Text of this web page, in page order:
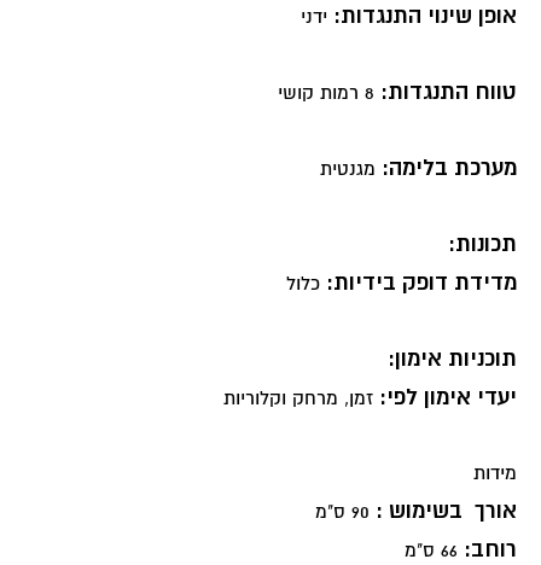
אופן שינוי התנגדות: ידני
טווח התנגדות:
מערכת בלימה: מגנטית
תכונות:
מדידת דופק בידיות: כלול
תוכניות אימון:
יעדי אימון לפי: זמן, מרחק וקלוריות
מידות
אורך בשימוש :
רוחב: